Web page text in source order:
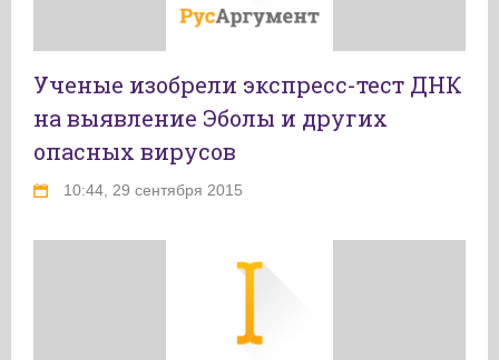
Ученые изобрели экспресс-тест ДНК
на выявление Эболы и других
опасных вирусов
10:44, 29 сентября 2015